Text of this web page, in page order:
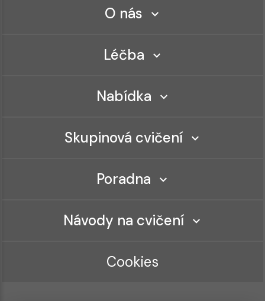
O nás
Léčba
Nabídka
Skupinová cvičení
Poradna
Návody na cvičení
Cookies